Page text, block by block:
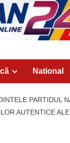
National
PARTIDUL
AUTENTICE